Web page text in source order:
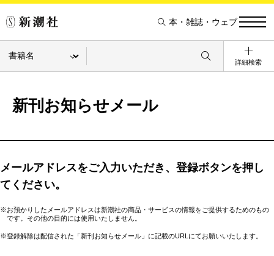
本・雑誌・ウェブ
詳細検索
新刊お知らせメール
メールアドレスをご入力いただき、登録ボタンを押し
てください。
※お預かりしたメールアドレスは新潮社の商品・サービスの情報をご提供するためのもの
です。その他の目的には使用いたしません。
※登録解除は配信された「新刊お知らせメール」に記載のURLにてお願いいたします。